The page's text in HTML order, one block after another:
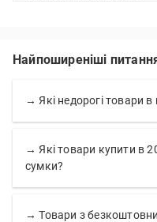
Найпоширеніші
→ Які недорогі товари в
→ Які товари купити в
сумки?
→ Товари з